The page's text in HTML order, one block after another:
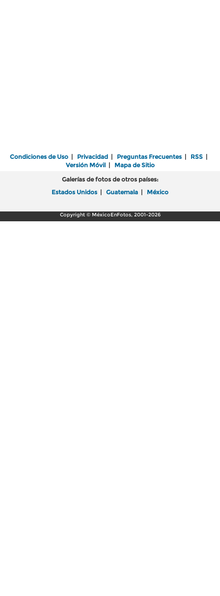
Condiciones de Uso | Privacidad | Preguntas Frecuentes | RSS |
Versión Móvil| Mapa de Sitio
Galerías de fotos de otros países:
Estados Unidos | Guatemala | México
Copyright © MéxicoEnFotos, 2001-2026